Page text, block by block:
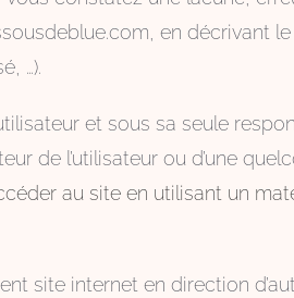
en décrivant
…).
et sous sa seule
de l’utilisateur ou d’une
au site en utilisant un
site internet en direction